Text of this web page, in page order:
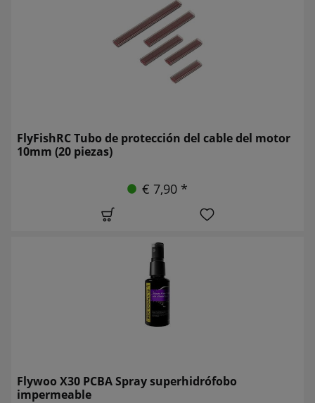
FlyFishRC Tubo de protección del cable del motor
10mm (20 piezas)
€ 7,90 *
Flywoo X30 PCBA Spray superhidrófobo
impermeable